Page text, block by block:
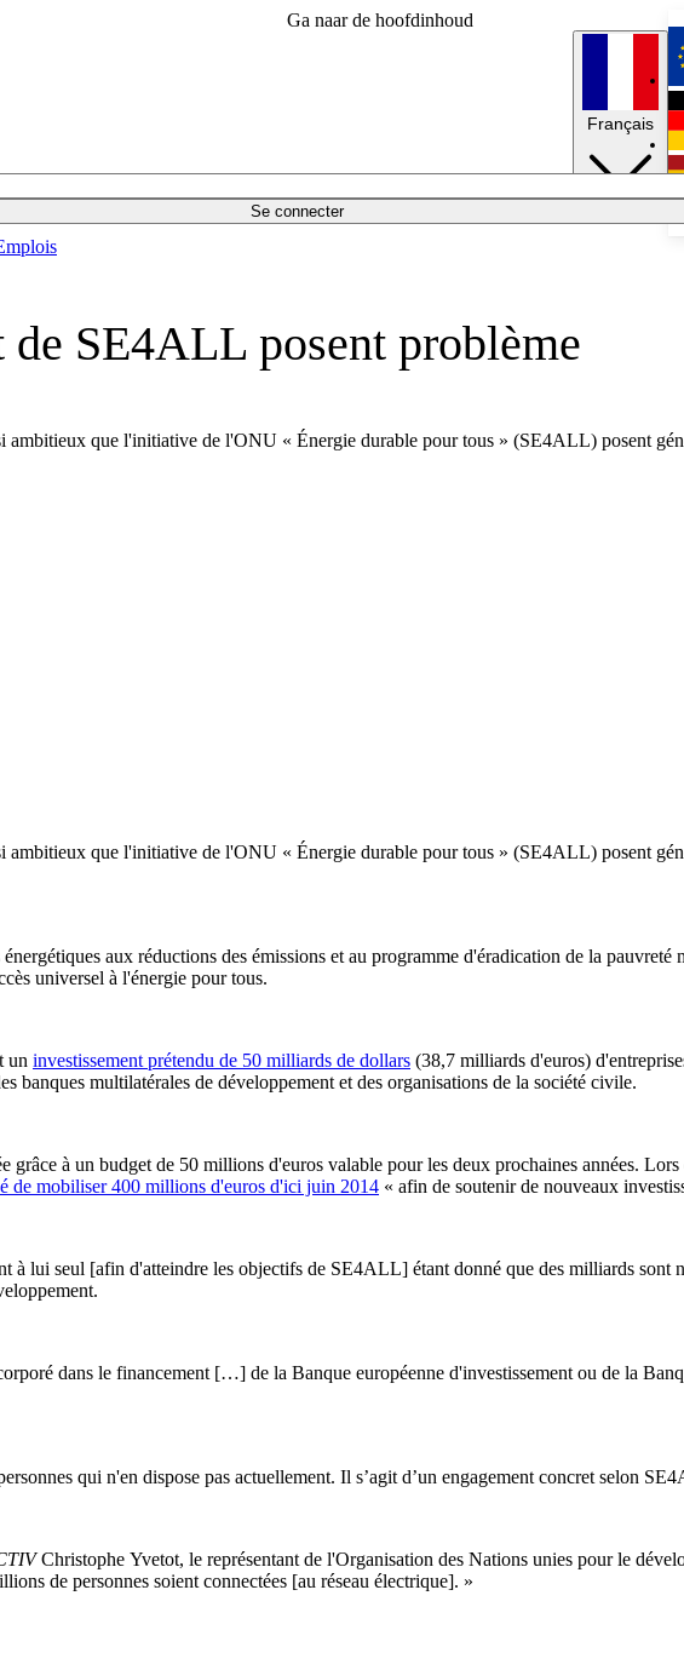
Ga naar de hoofdinhoud
Se connecter
Français
SE4ALL posent problème
ambitieux que l'initiative de l'ONU « Énergie durable pour tous » (SE4ALL) posent
ambitieux que l'initiative de l'ONU « Énergie durable pour tous » (SE4ALL) posent
aux réductions des émissions et au programme d'éradication de la pauvreté
universel à l'énergie pour tous.
un investissement prétendu de 50 milliards de dollars (38,7 milliards d'euros)
banques multilatérales de développement et des organisations de la société civile.
grâce à un budget de 50 millions d'euros valable pour les deux prochaines années.
de mobiliser 400 millions d'euros d'ici juin 2014 « afin de soutenir de nouveaux
à lui seul [afin d'atteindre les objectifs de SE4ALL] étant donné que des milliards sont
dans le financement […] de la Banque européenne d'investissement ou de la
qui n'en dispose pas actuellement. Il s’agit d’un engagement concret selon
Christophe Yvetot, le représentant de l'Organisation des Nations unies pour le
de personnes soient connectées [au réseau électrique]. »